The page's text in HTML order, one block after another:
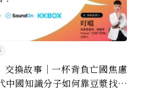
交換故事｜一杯背負亡國焦慮
中國知識分子如何靠豆漿找回